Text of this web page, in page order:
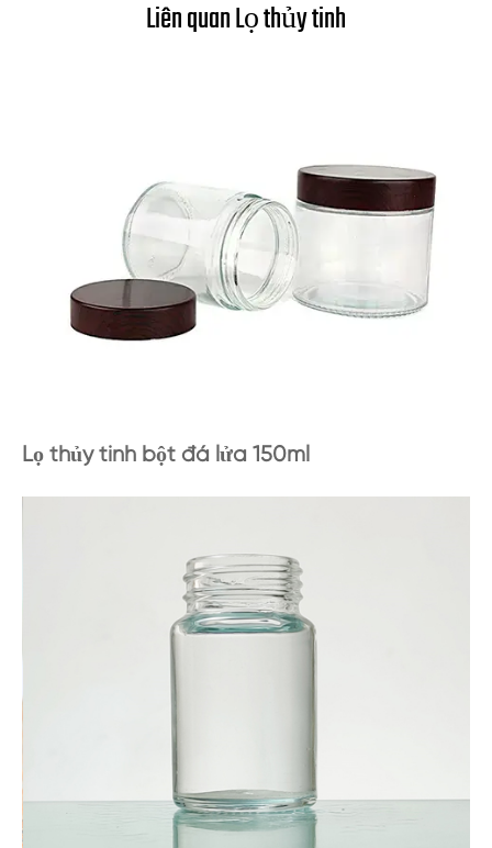
Liên quan Lọ thủy tinh
Lọ thủy tinh bột đá lửa 150ml